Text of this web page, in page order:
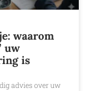
waarom
uw
is
advies over uw